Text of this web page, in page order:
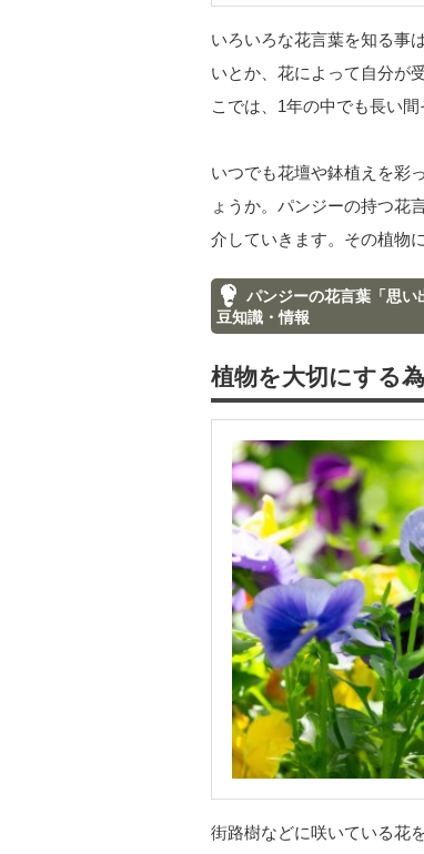
いろいろな花言葉を知る事
いとか、花によって自分が
こでは、1年の中でも長い
いつでも花壇や鉢植えを彩
ょうか。パンジーの持つ花
介していきます。その植物
パンジーの花言葉「思
豆知識・情報
植物を大切にする
街路樹などに咲いている花